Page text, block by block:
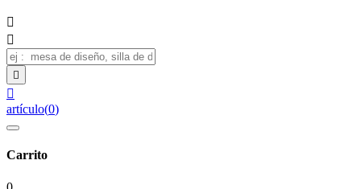




artículo(0)
Carrito